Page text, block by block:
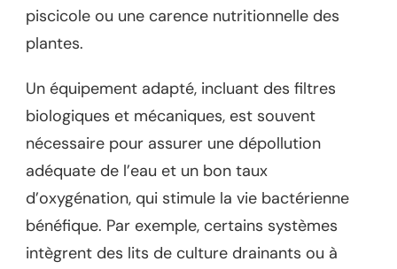
piscicole ou une carence nutritionnelle des
plantes.
Un équipement adapté, incluant des filtres
biologiques et mécaniques, est souvent
nécessaire pour assurer une dépollution
adéquate de l’eau et un bon taux
d’oxygénation, qui stimule la vie bactérienne
bénéfique. Par exemple, certains systèmes
intègrent des lits de culture drainants ou à